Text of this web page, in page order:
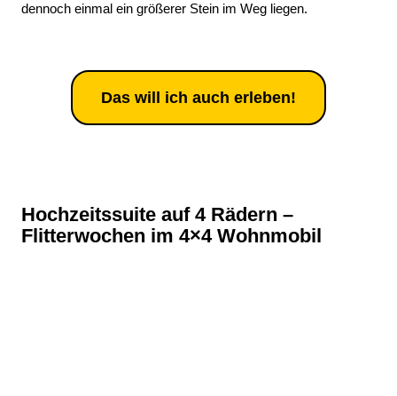
dennoch einmal ein größerer Stein im Weg liegen.
Das will ich auch erleben!
Hochzeitssuite auf 4 Rädern –
Flitterwochen im 4×4 Wohnmobil